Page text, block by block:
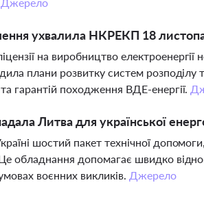
ухвалила НКРЕКП 18
на виробництво електроенергії
плани розвитку систем розподілу
гарантій походження ВДЕ-енергії.
Литва для української
шостий пакет технічної
обладнання допомагає швидко
воєнних викликів. Джерело